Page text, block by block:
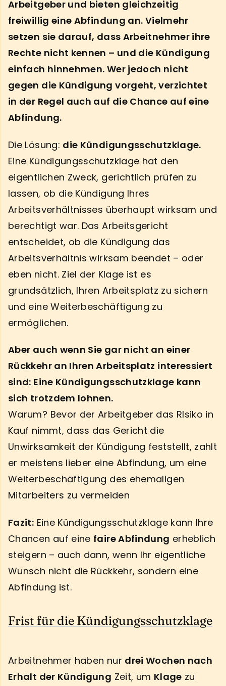
Arbeitgeber und bieten gleichzeitig
freiwillig eine Abfindung an. Vielmehr
setzen sie darauf, dass Arbeitnehmer ihre
Rechte nicht kennen – und die Kündigung
einfach hinnehmen. Wer jedoch nicht
gegen die Kündigung vorgeht, verzichtet
in der Regel auch auf die Chance auf eine
Abfindung.
Die Lösung: die Kündigungsschutzklage.
Eine Kündigungsschutzklage hat den
eigentlichen Zweck, gerichtlich prüfen zu
lassen, ob die Kündigung Ihres
Arbeitsverhältnisses überhaupt wirksam und
berechtigt war. Das Arbeitsgericht
entscheidet, ob die Kündigung das
Arbeitsverhältnis wirksam beendet – oder
eben nicht. Ziel der Klage ist es
grundsätzlich, Ihren Arbeitsplatz zu sichern
und eine Weiterbeschäftigung zu
ermöglichen.
Aber auch wenn Sie gar nicht an einer
Rückkehr an Ihren Arbeitsplatz interessiert
sind: Eine Kündigungsschutzklage kann
sich trotzdem lohnen.
Warum? Bevor der Arbeitgeber das RIsiko in
Kauf nimmt, dass das Gericht die
Unwirksamkeit der Kündigung feststellt, zahlt
er meistens lieber eine Abfindung, um eine
Weiterbeschäftigung des ehemaligen
Mitarbeiters zu vermeiden
Fazit: Eine Kündigungsschutzklage kann Ihre
Chancen auf eine faire Abfindung erheblich
steigern – auch dann, wenn Ihr eigentliche
Wunsch nicht die Rückkehr, sondern eine
Abfindung ist.
Frist für die Kündigungsschutzklage
Arbeitnehmer haben nur drei Wochen nach
Erhalt der Kündigung Zeit, um Klage zu